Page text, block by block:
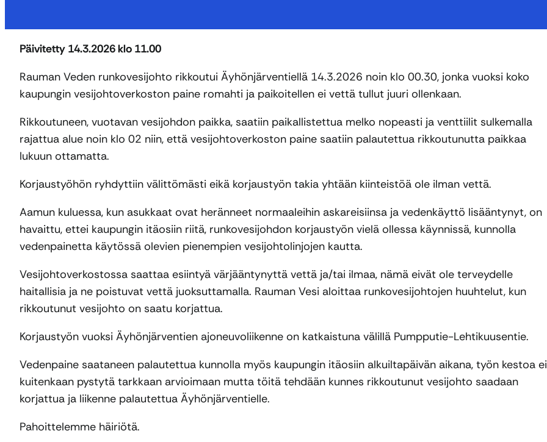
Päivitetty 14.3.2026 klo 11.00
Rauman Veden runkovesijohto rikkoutui Äyhönjärventiellä 14.3.2026 noin klo 00.30, jonka vuoksi koko
kaupungin vesijohtoverkoston paine romahti ja paikoitellen ei vettä tullut juuri ollenkaan.
Rikkoutuneen, vuotavan vesijohdon paikka, saatiin paikallistettua melko nopeasti ja venttiilit sulkemalla
rajattua alue noin klo 02 niin, että vesijohtoverkoston paine saatiin palautettua rikkoutunutta paikkaa
lukuun ottamatta.
Korjaustyöhön ryhdyttiin välittömästi eikä korjaustyön takia yhtään kiinteistöä ole ilman vettä.
Aamun kuluessa, kun asukkaat ovat heränneet normaaleihin askareisiinsa ja vedenkäyttö lisääntynyt, on
havaittu, ettei kaupungin itäosiin riitä, runkovesijohdon korjaustyön vielä ollessa käynnissä, kunnolla
vedenpainetta käytössä olevien pienempien vesijohtolinjojen kautta.
Vesijohtoverkostossa saattaa esiintyä värjääntynyttä vettä ja/tai ilmaa, nämä eivät ole terveydelle
haitallisia ja ne poistuvat vettä juoksuttamalla. Rauman Vesi aloittaa runkovesijohtojen huuhtelut, kun
rikkoutunut vesijohto on saatu korjattua.
Korjaustyön vuoksi Äyhönjärventien ajoneuvoliikenne on katkaistuna välillä Pumpputie-Lehtikuusentie.
Vedenpaine saataneen palautettua kunnolla myös kaupungin itäosiin alkuiltapäivän aikana, työn kestoa ei
kuitenkaan pystytä tarkkaan arvioimaan mutta töitä tehdään kunnes rikkoutunut vesijohto saadaan
korjattua ja liikenne palautettua Äyhönjärventielle.
Pahoittelemme häiriötä.